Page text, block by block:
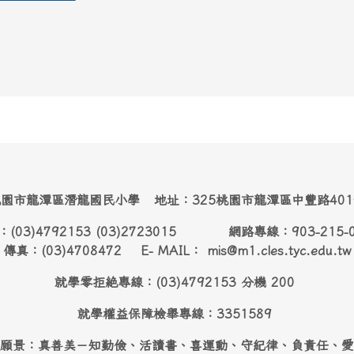
市龍潭區潛龍國民小學 地址：325桃園市龍潭區中豐路
：(03)4792153 (03)2723015 網路專線：903-215-
傳真：(03)4708472 E- MAIL： mis@m1.cles.tyc.edu.tw
就學零拒絶專線：(03)4792153 分機 200
就學權益保障檢舉專線：3351589
景：真善美－知勤儉、活讀書、喜運動、守紀律、負責任、